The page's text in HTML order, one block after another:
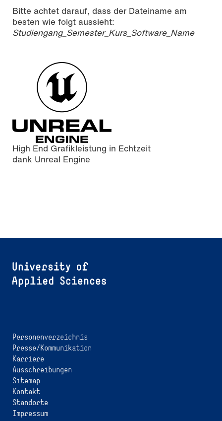
Bitte achtet darauf, dass der Dateiname am
besten wie folgt aussieht:
Studiengang_Semester_Kurs_Software_Name
High End Grafikleistung in Echtzeit
dank Unreal Engine
Personenverzeichnis
Presse/Kommunikation
Karriere
Ausschreibungen
Sitemap
Kontakt
Standorte
Impressum